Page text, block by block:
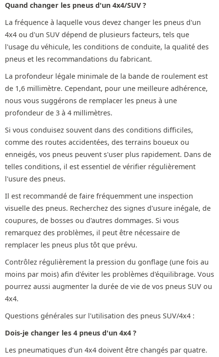
Quand changer les pneus d'un 4x4/SUV ?
La fréquence à laquelle vous devez changer les pneus d'un
4x4 ou d'un SUV dépend de plusieurs facteurs, tels que
l'usage du véhicule, les conditions de conduite, la qualité des
pneus et les recommandations du fabricant.
La profondeur légale minimale de la bande de roulement est
de 1,6 millimètre. Cependant, pour une meilleure adhérence,
nous vous suggérons de remplacer les pneus à une
profondeur de 3 à 4 millimètres.
Si vous conduisez souvent dans des conditions difficiles,
comme des routes accidentées, des terrains boueux ou
enneigés, vos pneus peuvent s'user plus rapidement. Dans de
telles conditions, il est essentiel de vérifier régulièrement
l'usure des pneus.
Il est recommandé de faire fréquemment une inspection
visuelle des pneus. Recherchez des signes d'usure inégale, de
coupures, de bosses ou d'autres dommages. Si vous
remarquez des problèmes, il peut être nécessaire de
remplacer les pneus plus tôt que prévu.
Contrôlez régulièrement la pression du gonflage (une fois au
moins par mois) afin d'éviter les problèmes d'équilibrage. Vous
pourrez aussi augmenter la durée de vie de vos pneus SUV ou
4x4.
Questions générales sur l'utilisation des pneus SUV/4x4 :
Dois-je changer les 4 pneus d'un 4x4 ?
Les pneumatiques d’un 4x4 doivent être changés par quatre.